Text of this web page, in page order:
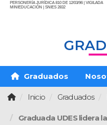
PERSONERÍA JURÍDICA 810 DE 12/03/96 | VIGILADA
MINIEDUCACIÓN | SNIES 2832
Graduados
Inicio Graduados
Graduada UDES lidera